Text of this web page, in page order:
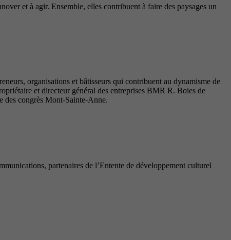
et à agir. Ensemble, elles contribuent à faire des paysages un
organisations et bâtisseurs qui contribuent au dynamisme de
et directeur général des entreprises BMR R. Boies de
des congrès Mont-Sainte-Anne.
partenaires de l’Entente de développement culturel